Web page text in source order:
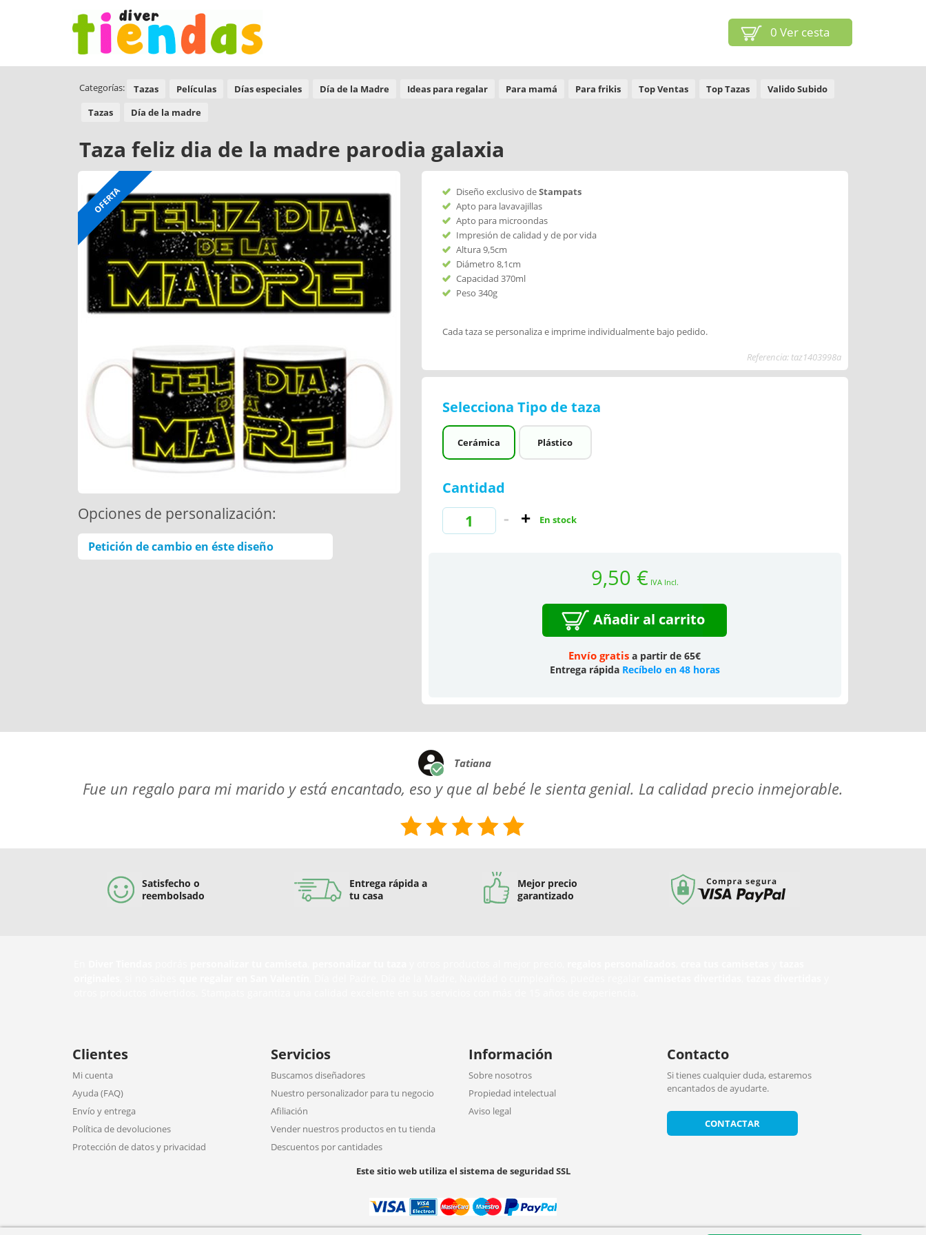
0 Ver cesta
Categorías: Tazas Películas Días especiales Día de la Madre Ideas para regalar Para mamá Para frikis Top Ventas Top Tazas
Valido Subido
Tazas
Día de la madre
Taza feliz dia de la madre parodia galaxia
OFERTA
Opciones de personalización:
Petición de cambio en éste diseño
Diseño exclusivo deStampats
Apto para lavavajillas
Apto para microondas
Impresión de calidad y de por vida
Altura 9,5cm
Diámetro 8,1cm
Capacidad 370ml
Peso 340g
Cada taza se personaliza e imprime individualmente bajo pedido.
Referencia: taz1403998a
Selecciona Tipo de taza
Cerámica Plástico
Cantidad
En stock
9,50 € IVA Incl.
Añadir al carrito
Envío gratis a partir de 65€
Entrega rápida Recíbelo en 48 horas
Tatiana
Fue un regalo para mi marido y está encantado, eso y que al bebé le sienta genial. La calidad precio inmejorable.
Satisfecho o
reembolsado
Entrega rápida a
tu casa
Mejor precio
garantizado
Clientes
Mi cuenta
Ayuda (FAQ)
Envío y entrega
Política de devoluciones
Protección de datos y privacidad
Servicios
Buscamos diseñadores
Nuestro personalizador para tu negocio
Afiliación
Vender nuestros productos en tu tienda
Descuentos por cantidades
Información
Sobre nosotros
Propiedad intelectual
Aviso legal
Contacto
Si tienes cualquier duda, estaremos
encantados de ayudarte.
CONTACTAR
Este sitio web utiliza el sistema de seguridad SSL